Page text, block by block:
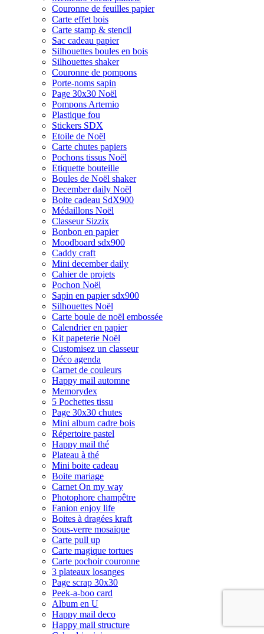
Couronne de feuilles papier
Carte effet bois
Carte stamp & stencil
Sac cadeau papier
Silhouettes boules en bois
Silhouettes shaker
Couronne de pompons
Porte-noms sapin
Page 30x30 Noël
Pompons Artemio
Plastique fou
Stickers SDX
Etoile de Noël
Carte chutes papiers
Pochons tissus Noël
Etiquette bouteille
Boules de Noël shaker
December daily Noël
Boite cadeau SdX900
Médaillons Noël
Classeur Sizzix
Bonbon en papier
Moodboard sdx900
Caddy craft
Mini december daily
Cahier de projets
Pochon Noël
Sapin en papier sdx900
Silhouettes Noël
Carte boule de noël embossée
Calendrier en papier
Kit papeterie Noël
Customisez un classeur
Déco agenda
Carnet de couleurs
Happy mail automne
Memorydex
5 Pochettes tissu
Page 30x30 chutes
Mini album cadre bois
Répertoire pastel
Happy mail thé
Plateau à thé
Mini boite cadeau
Boite mariage
Carnet On my way
Photophore champêtre
Fanion enjoy life
Boites à dragées kraft
Sous-verre mosaïque
Carte pull up
Carte magique tortues
Carte pochoir couronne
3 plateaux losanges
Page scrap 30x30
Peek-a-boo card
Album en U
Happy mail deco
Happy mail structure